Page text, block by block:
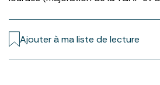
Ajouter à ma liste de lecture